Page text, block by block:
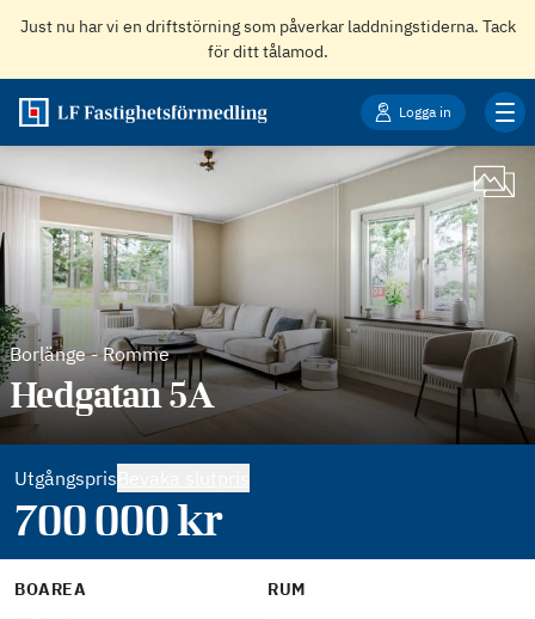
Just nu har vi en driftstörning som påverkar laddningstiderna. Tack
för ditt tålamod.
Logga in
Borlänge-Romme
Hedgatan 5A
Utgångspris
700 000kr
BOAREA
RUM